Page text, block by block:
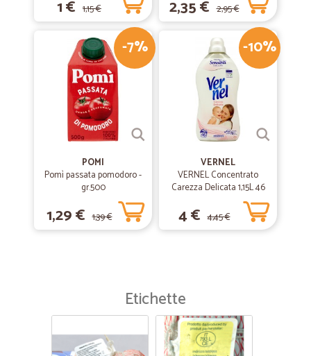
1 € 1,15 € 2,35 € 2,95 €
-7%
POMI
Pomì passata pomodoro -
gr.500
1,29 € 1,39 €
-10%
VERNEL
VERNEL Concentrato
Carezza Delicata 1,15L 46
4 € 4,45 €
Etichette